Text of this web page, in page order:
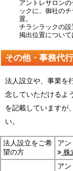
アントレサロンの
ックに、御社の
置。
チラシラックの設
掲出位置について
その他・事務代
法人設立や、事業を
念していただけるよ
を記載していますが
い。
法人設立をご希
望の方
アン
株
アン